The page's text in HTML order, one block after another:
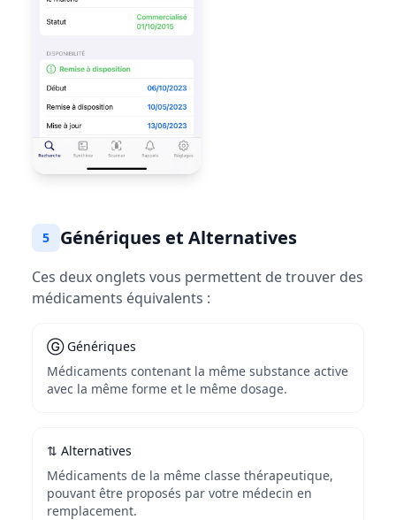
5 Génériques et Alternatives
Ces deux onglets vous permettent de trouver des
médicaments équivalents :
Ⓖ Génériques
Médicaments contenant la même substance active
avec la même forme et le même dosage.
⇅ Alternatives
Médicaments de la même classe thérapeutique,
pouvant être proposés par votre médecin en
remplacement.